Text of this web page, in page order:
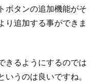
ボタンの追加機能がそ
り追加する事ができま
きるようにするのでは
うのは良いですね。